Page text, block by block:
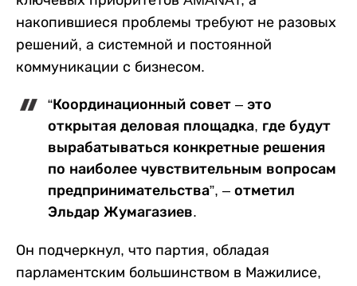
накопившиеся проблемы требуют не разовых
решений, а системной и постоянной
коммуникации с бизнесом.
“Координационный совет – это
открытая деловая площадка, где будут
вырабатываться конкретные решения
по наиболее чувствительным вопросам
предпринимательства”, – отметил
Эльдар Жумагазиев.
Он подчеркнул, что партия, обладая
парламентским большинством в Мажилисе,